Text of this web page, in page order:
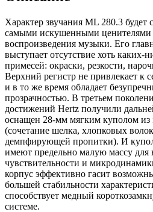
Характер звучания ML 280.3 будет
самыми искушенными ценителями
воспроизведения музыки. Его
выступает отсутствие хоть каких-
примесей: окраски, резкости,
Верхний регистр не привлекает к
и в то же время обладает
прозрачностью. В третьем
достижений Hertz получили
оснащен 28-мм мягким куполом из
(сочетание шелка, хлопковых
демпфирующей пропитки). И
имеют предельно малую массу для
чувствительности и
корпус эффективно гасит
большей стабильности
способствует медный
системе.